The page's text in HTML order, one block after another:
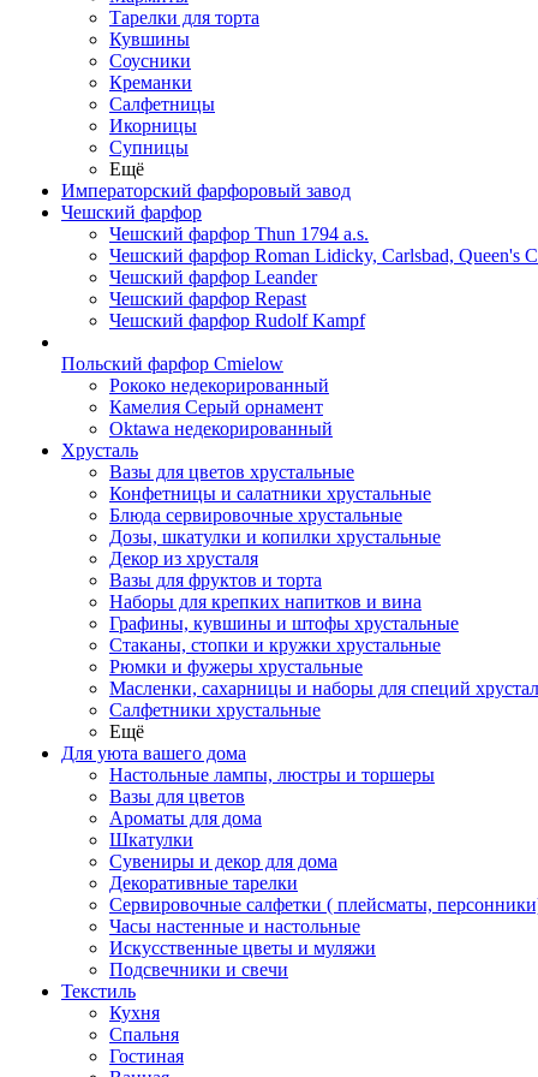
Тарелки для торта
Кувшины
Соусники
Креманки
Салфетницы
Икорницы
Супницы
Ещё
Императорский фарфоровый завод
Чешский фарфор
Чешский фарфор Thun 1794 a.s.
Чешский фарфор Roman Lidicky, Carlsbad, Queen's
Чешский фарфор Leander
Чешский фарфор Repast
Чешский фарфор Rudolf Kampf
Польский фарфор Сmielow
Рококо недекорированный
Камелия Серый орнамент
Oktawa недекорированный
Хрусталь
Вазы для цветов хрустальные
Конфетницы и салатники хрустальные
Блюда сервировочные хрустальные
Дозы, шкатулки и копилки хрустальные
Декор из хрусталя
Вазы для фруктов и торта
Наборы для крепких напитков и вина
Графины, кувшины и штофы хрустальные
Стаканы, стопки и кружки хрустальные
Рюмки и фужеры хрустальные
Масленки, сахарницы и наборы для специй
Салфетники хрустальные
Ещё
Для уюта вашего дома
Настольные лампы, люстры и торшеры
Вазы для цветов
Ароматы для дома
Шкатулки
Сувениры и декор для дома
Декоративные тарелки
Сервировочные салфетки ( плейсматы,
Часы настенные и настольные
Искусственные цветы и муляжи
Подсвечники и свечи
Текстиль
Кухня
Спальня
Гостиная